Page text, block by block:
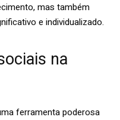
mas também
e individualizado.
na
ferramenta poderosa